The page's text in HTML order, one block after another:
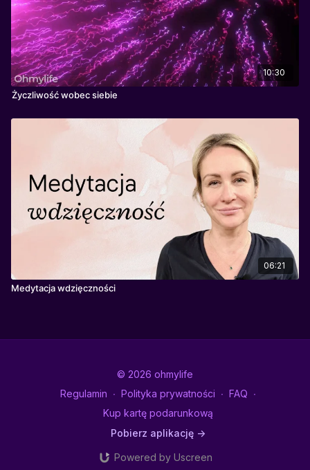
10:30
Życzliwość wobec siebie
06:21
Medytacja wdzięczności
© 2026 ohmylife
Regulamin ∙ Polityka prywatności ∙ FAQ ∙
Kup kartę podarunkową
Pobierz aplikację ->
Powered by Uscreen